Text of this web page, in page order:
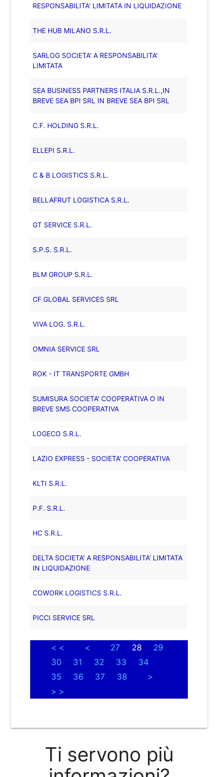
RESPONSABILITA' LIMITATA IN LIQUIDAZIONE
THE HUB MILANO S.R.L.
SARLOG SOCIETA' A RESPONSABILITA'
LIMITATA
SEA BUSINESS PARTNERS ITALIA S.R.L.,IN
BREVE SEA BPI SRL IN BREVE SEA BPI SRL
C.F. HOLDING S.R.L.
ELLEPI S.R.L.
C & B LOGISTICS S.R.L.
BELLAFRUT LOGISTICA S.R.L.
GT SERVICE S.R.L.
S.P.S. S.R.L.
BLM GROUP S.R.L.
CF GLOBAL SERVICES SRL
VIVA LOG. S.R.L.
OMNIA SERVICE SRL
ROK - IT TRANSPORTE GMBH
SUMISURA SOCIETA' COOPERATIVA O IN
BREVE SMS COOPERATIVA
LOGECO S.R.L.
LAZIO EXPRESS - SOCIETA' COOPERATIVA
KLTI S.R.L.
P.F. S.R.L.
HC S.R.L.
DELTA SOCIETA' A RESPONSABILITA' LIMITATA
IN LIQUIDAZIONE
COWORK LOGISTICS S.R.L.
PICCI SERVICE SRL
< < < 27 28
29
30
31 32 33
34
35
36 37 38
>
> >
Ti servono più